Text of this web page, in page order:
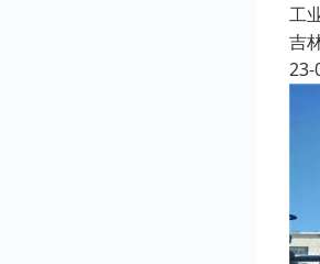
工
吉
23-